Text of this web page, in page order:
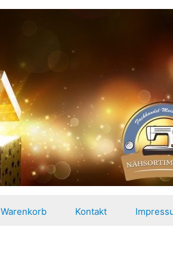
Warenkorb Kontakt